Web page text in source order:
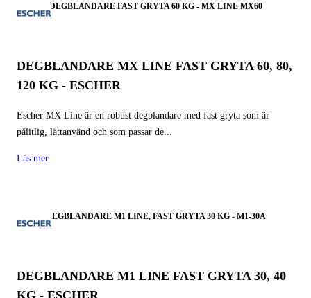
DEGBLANDARE FAST GRYTA 60 KG - MX LINE MX60
DEGBLANDARE MX LINE FAST GRYTA 60, 80,
120 KG - ESCHER
Escher MX Line är en robust degblandare med fast gryta som är
pålitlig, lättanvänd och som passar de...
Läs mer
DEGBLANDARE M1 LINE, FAST GRYTA 30 KG - M1-30A
DEGBLANDARE M1 LINE FAST GRYTA 30, 40
KG - ESCHER